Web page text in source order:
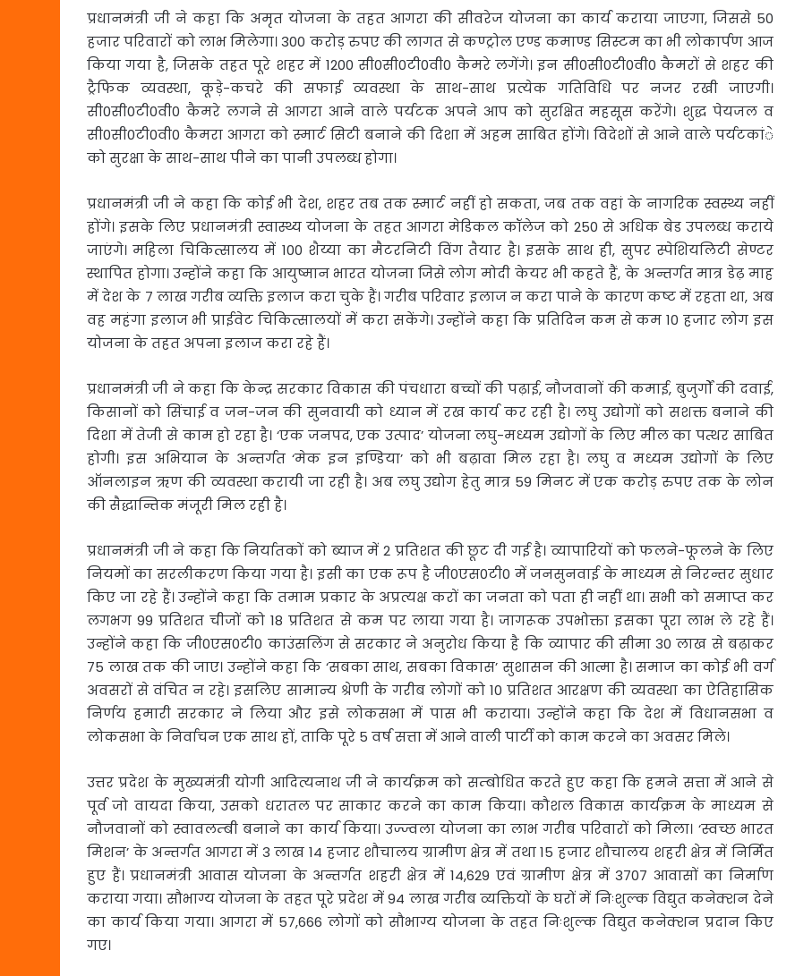
प्रधानमंत्री जी ने कहा कि अमृत योजना के तहत आगरा की सीवरेज योजना का कार्य कराया जाएगा, जिससे 50
हजार परिवारों को लाभ मिलेगा। 300 करोड़ रुपए की लागत से कण्ट्रोल एण्ड कमाण्ड सिस्टम का भी लोकार्पण आज
किया गया है, जिसके तहत पूरे शहर में 1200 सी0सी0टी0वी0 कैमरे लगेंगे। इन सी0सी0टी0वी0 कैमरों से शहर की
ट्रैफिक व्यवस्था, कूड़े-कचरे की सफाई व्यवस्था के साथ-साथ प्रत्येक गतिविधि पर नजर रखी जाएगी।
सी0सी0टी0वी0 कैमरे लगने से आगरा आने वाले पर्यटक अपने आप को सुरक्षित महसूस करेंगे। शुद्ध पेयजल व
सी0सी0टी0वी0 कैमरा आगरा को स्मार्ट सिटी बनाने की दिशा में अहम साबित होंगे। विदेशों से आने वाले पर्यटकांे
को सुरक्षा के साथ-साथ पीने का पानी उपलब्ध होगा।
प्रधानमंत्री जी ने कहा कि कोई भी देश, शहर तब तक स्मार्ट नहीं हो सकता, जब तक वहां के नागरिक स्वस्थ्य नहीं
होंगे। इसके लिए प्रधानमंत्री स्वास्थ्य योजना के तहत आगरा मेडिकल कॉलेज को 250 से अधिक बेड उपलब्ध कराये
जाएंगे। महिला चिकित्सालय में 100 शैय्या का मैटरनिटी विंग तैयार है। इसके साथ ही, सुपर स्पेशियलिटी सेण्टर
स्थापित होगा। उन्होंने कहा कि आयुष्मान भारत योजना जिसे लोग मोदी केयर भी कहते हैं, के अन्तर्गत मात्र डेढ़ माह
में देश के 7 लाख गरीब व्यक्ति इलाज करा चुके हैं। गरीब परिवार इलाज न करा पाने के कारण कष्ट में रहता था, अब
वह महंगा इलाज भी प्राईवेट चिकित्सालयों में करा सकेंगे। उन्होंने कहा कि प्रतिदिन कम से कम 10 हजार लोग इस
योजना के तहत अपना इलाज करा रहे हैं।
प्रधानमंत्री जी ने कहा कि केन्द्र सरकार विकास की पंचधारा बच्चों की पढ़ाई, नौजवानों की कमाई, बुजुर्गों की दवाई,
किसानों को सिंचाई व जन-जन की सुनवायी को ध्यान में रख कार्य कर रही है। लघु उद्योगों को सशक्त बनाने की
दिशा में तेजी से काम हो रहा है। ‘एक जनपद, एक उत्पाद’ योजना लघु-मध्यम उद्योगों के लिए मील का पत्थर साबित
होगी। इस अभियान के अन्तर्गत ‘मेक इन इण्डिया’ को भी बढ़ावा मिल रहा है। लघु व मध्यम उद्योगों के लिए
ऑनलाइन ऋण की व्यवस्था करायी जा रही है। अब लघु उद्योग हेतु मात्र 59 मिनट में एक करोड़ रुपए तक के लोन
की सैद्धान्तिक मंजूरी मिल रही है।
प्रधानमंत्री जी ने कहा कि निर्यातकों को ब्याज में 2 प्रतिशत की छूट दी गई है। व्यापारियों को फलने-फूलने के लिए
नियमों का सरलीकरण किया गया है। इसी का एक रूप है जी0एस0टी0 में जनसुनवाई के माध्यम से निरन्तर सुधार
किए जा रहे हैं। उन्होंने कहा कि तमाम प्रकार के अप्रत्यक्ष करों का जनता को पता ही नहीं था। सभी को समाप्त कर
लगभग 99 प्रतिशत चीजों को 18 प्रतिशत से कम पर लाया गया है। जागरूक उपभोक्ता इसका पूरा लाभ ले रहे हैं।
उन्होंने कहा कि जी0एस0टी0 काउंसलिंग से सरकार ने अनुरोध किया है कि व्यापार की सीमा 30 लाख से बढ़ाकर
75 लाख तक की जाए। उन्होंने कहा कि ‘सबका साथ, सबका विकास’ सुशासन की आत्मा है। समाज का कोई भी वर्ग
अवसरों से वंचित न रहे। इसलिए सामान्य श्रेणी के गरीब लोगों को 10 प्रतिशत आरक्षण की व्यवस्था का ऐतिहासिक
निर्णय हमारी सरकार ने लिया और इसे लोकसभा में पास भी कराया। उन्होंने कहा कि देश में विधानसभा व
लोकसभा के निर्वाचन एक साथ हों, ताकि पूरे 5 वर्ष सत्ता में आने वाली पार्टी को काम करने का अवसर मिले।
उत्तर प्रदेश के मुख्यमंत्री योगी आदित्यनाथ जी ने कार्यक्रम को सम्बोधित करते हुए कहा कि हमने सत्ता में आने से
पूर्व जो वायदा किया, उसको धरातल पर साकार करने का काम किया। कौशल विकास कार्यक्रम के माध्यम से
नौजवानों को स्वावलम्बी बनाने का कार्य किया। उज्ज्वला योजना का लाभ गरीब परिवारों को मिला। ‘स्वच्छ भारत
मिशन’ के अन्तर्गत आगरा में 3 लाख 14 हजार शौचालय ग्रामीण क्षेत्र में तथा 15 हजार शौचालय शहरी क्षेत्र में निर्मित
हुए हैं। प्रधानमंत्री आवास योजना के अन्तर्गत शहरी क्षेत्र में 14,629 एवं ग्रामीण क्षेत्र में 3707 आवासों का निर्माण
कराया गया। सौभाग्य योजना के तहत पूरे प्रदेश में 94 लाख गरीब व्यक्तियों के घरों में निःशुल्क विद्युत कनेक्शन देने
का कार्य किया गया। आगरा में 57,666 लोगों को सौभाग्य योजना के तहत निःशुल्क विद्युत कनेक्शन प्रदान किए
गए।